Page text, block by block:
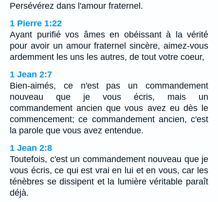
Persévérez dans l'amour fraternel.
1 Pierre 1:22
Ayant purifié vos âmes en obéissant à la vérité
pour avoir un amour fraternel sincère, aimez-vous
ardemment les uns les autres, de tout votre coeur,
1 Jean 2:7
Bien-aimés, ce n'est pas un commandement
nouveau que je vous écris, mais un
commandement ancien que vous avez eu dès le
commencement; ce commandement ancien, c'est
la parole que vous avez entendue.
1 Jean 2:8
Toutefois, c'est un commandement nouveau que je
vous écris, ce qui est vrai en lui et en vous, car les
ténèbres se dissipent et la lumière véritable paraît
déjà.